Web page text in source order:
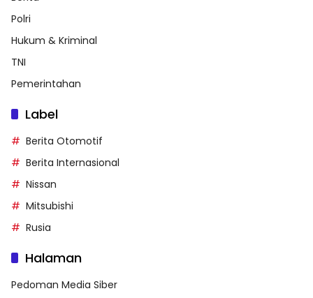
Polri
Hukum & Kriminal
TNI
Pemerintahan
Label
Berita Otomotif
Berita Internasional
Nissan
Mitsubishi
Rusia
Halaman
Pedoman Media Siber